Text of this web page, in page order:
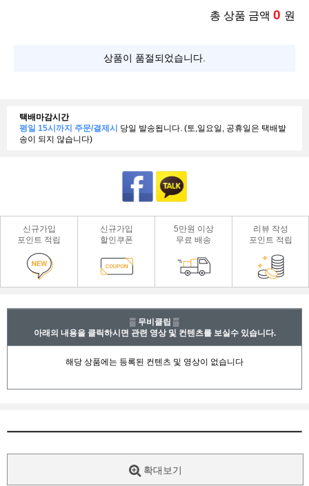
총 상품 금액 0 원
상품이 품절되었습니다.
택배마감시간
평일 15시까지 주문/결제시 당일 발송됩니다. (토,일요일, 공휴일은 택배발
송이 되지 않습니다)
신규가입
포인트 적립
신규가입
할인쿠폰
5만원 이상
무료 배송
리뷰 작성
포인트 적립
▒ 무비클립 ▒
아래의 내용을 클릭하시면 관련 영상 및 컨텐츠를 보실수 있습니다.
확대보기